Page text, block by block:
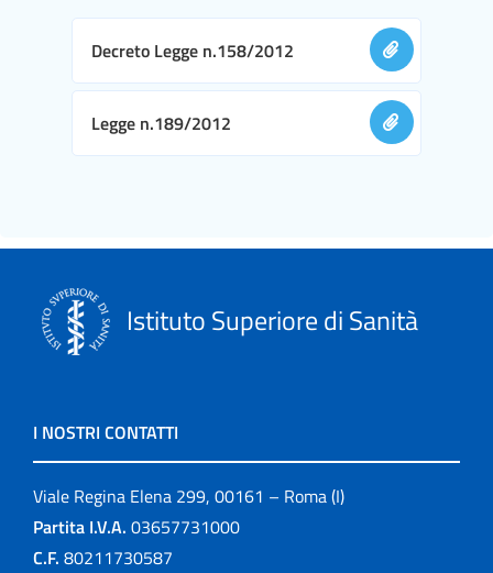
Decreto Legge n.158/2012
Legge n.189/2012
Istituto Superiore di Sanità
I NOSTRI CONTATTI
Viale Regina Elena 299, 00161 – Roma (I)
Partita I.V.A. 03657731000
C.F. 80211730587